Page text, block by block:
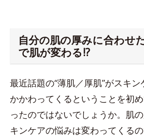
自分の肌の厚みに合わせ
で肌が変わる!?
最近話題の“薄肌／厚肌”がスキ
かかわってくるということを初
ったのではないでしょうか。肌
キンケアの悩みは変わってくる